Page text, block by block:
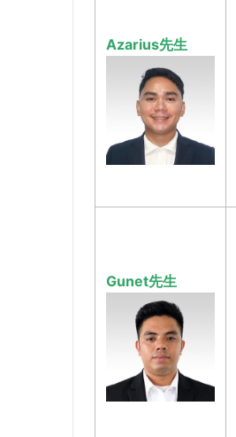
Azarius先生
Gunet先生